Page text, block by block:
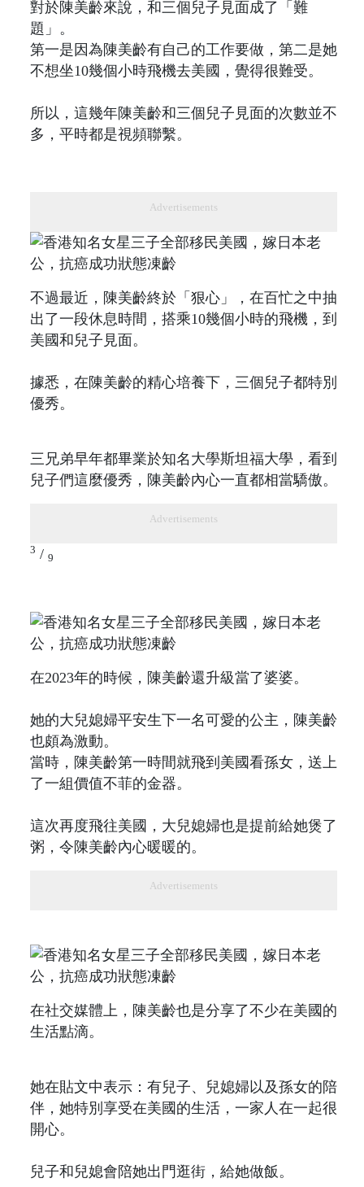
對於陳美齡來說，和三個兒子見面成了「難
題」。
第一是因為陳美齡有自己的工作要做，第二是她
不想坐10幾個小時飛機去美國，覺得很難受。
所以，這幾年陳美齡和三個兒子見面的次數並不
多，平時都是視頻聯繫。
Advertisements
不過最近，陳美齡終於「狠心」，在百忙之中抽
出了一段休息時間，搭乘10幾個小時的飛機，到
美國和兒子見面。
據悉，在陳美齡的精心培養下，三個兒子都特別
優秀。
三兄弟早年都畢業於知名大學斯坦福大學，看到
兒子們這麼優秀，陳美齡內心一直都相當驕傲。
Advertisements
3 / 9
在2023年的時候，陳美齡還升級當了婆婆。
她的大兒媳婦平安生下一名可愛的公主，陳美齡
也頗為激動。
當時，陳美齡第一時間就飛到美國看孫女，送上
了一組價值不菲的金器。
這次再度飛往美國，大兒媳婦也是提前給她煲了
粥，令陳美齡內心暖暖的。
Advertisements
在社交媒體上，陳美齡也是分享了不少在美國的
生活點滴。
她在貼文中表示：有兒子、兒媳婦以及孫女的陪
伴，她特別享受在美國的生活，一家人在一起很
開心。
兒子和兒媳會陪她出門逛街，給她做飯。